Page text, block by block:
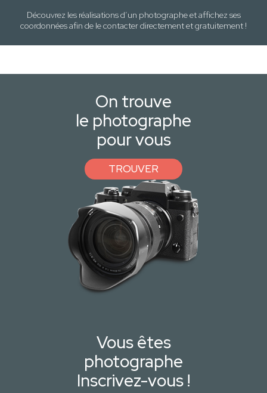
Découvrez les réalisations d’un photographe et affichez ses
coordonnées afin de le contacter directement et gratuitement !
On trouve
le photographe
pour vous
TROUVER
Vous êtes
photographe
Inscrivez-vous !